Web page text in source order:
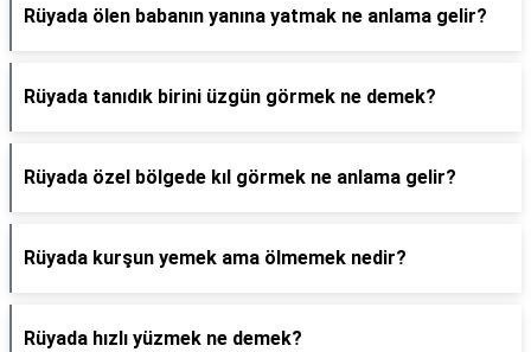
Rüyada ölen babanın yanına yatmak ne anlama gelir?
Rüyada tanıdık birini üzgün görmek ne demek?
Rüyada özel bölgede kıl görmek ne anlama gelir?
Rüyada kurşun yemek ama ölmemek nedir?
Rüyada hızlı yüzmek ne demek?